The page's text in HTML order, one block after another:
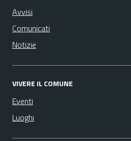
Avvisi
Comunicati
Notizie
VIVERE IL COMUNE
Eventi
Luoghi